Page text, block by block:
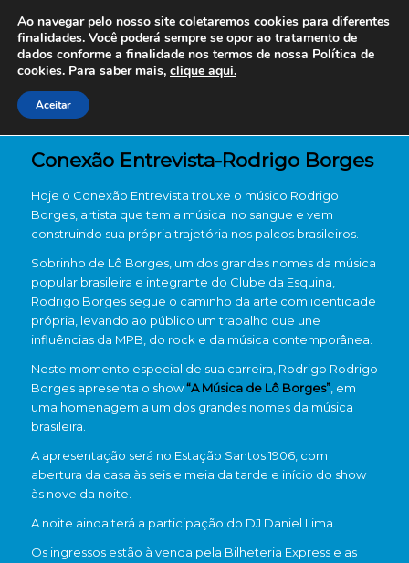
Conexão Entrevista-Rodrigo Borges
Hoje o Conexão Entrevista trouxe o músico Rodrigo
Borges, artista que tem a música no sangue e vem
construindo sua própria trajetória nos palcos brasileiros.
Sobrinho de Lô Borges, um dos grandes nomes da música
popular brasileira e integrante do Clube da Esquina,
Rodrigo Borges segue o caminho da arte com identidade
própria, levando ao público um trabalho que une
influências da MPB, do rock e da música contemporânea.
Neste momento especial de sua carreira, Rodrigo Rodrigo
Borges apresenta o show“A Música de Lô Borges”, em
uma homenagem a um dos grandes nomes da música
brasileira.
A apresentação será no Estação Santos 1906, com
abertura da casa às seis e meia da tarde e início do show
às nove da noite.
A noite ainda terá a participação do DJ Daniel Lima.
Os ingressos estão à venda pela Bilheteria Express e as
Ao navegar pelo nosso site coletaremos cookies para diferentes
finalidades. Você poderá sempre se opor ao tratamento de
dados conforme a finalidade nos termos de nossa Política de
cookies. Para saber mais, clique aqui.
Aceitar